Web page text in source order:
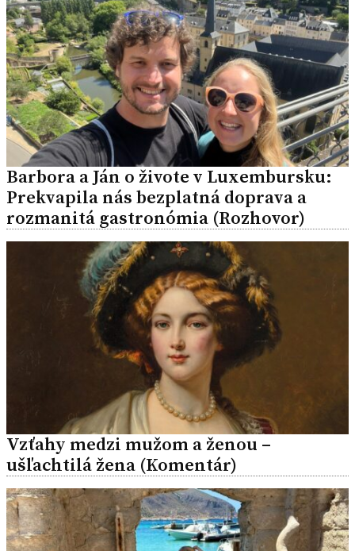
Barbora a Ján o živote v Luxembursku:
Prekvapila nás bezplatná doprava a
rozmanitá gastronómia (Rozhovor)
Vzťahy medzi mužom a ženou –
ušľachtilá žena (Komentár)